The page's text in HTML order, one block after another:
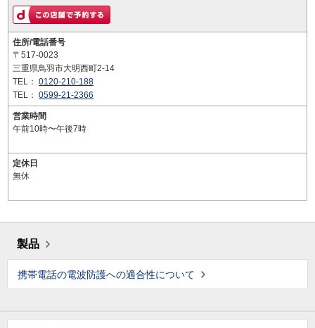
住所/電話番号
〒517-0023
三重県鳥羽市大明西町2-14
TEL： 0120-210-188
TEL： 0599-21-2366
営業時間
午前10時〜午後7時
定休日
無休
製品
携帯電話の電波防護への適合性について